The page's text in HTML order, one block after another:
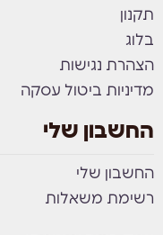
תקנון
בלוג
הצהרת נגישות
מדיניות ביטול עסקה
החשבון שלי
החשבון שלי
רשימת משאלות